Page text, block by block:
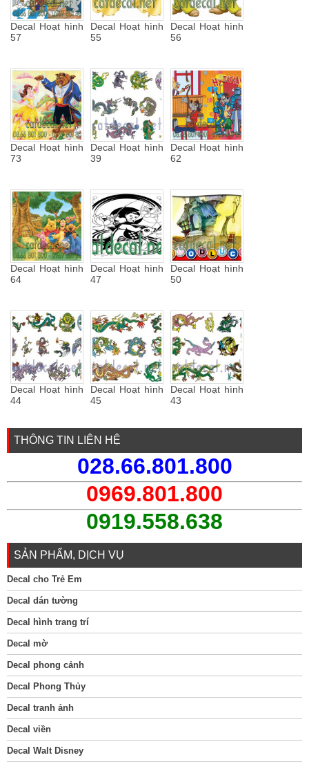
Decal Hoạt hình
57
Decal Hoạt hình
55
Decal Hoạt hình
56
Decal Hoạt hình
73
Decal Hoạt hình
39
Decal Hoạt hình
62
Decal Hoạt hình
64
Decal Hoạt hình
47
Decal Hoạt hình
50
Decal Hoạt hình
44
Decal Hoạt hình
45
Decal Hoạt hình
43
THÔNG TIN LIÊN HỆ
028.66.801.800
0969.801.800
0919.558.638
SẢN PHẨM, DỊCH VỤ
Decal cho Trẻ Em
Decal dán tường
Decal hình trang trí
Decal mờ
Decal phong cảnh
Decal Phong Thủy
Decal tranh ảnh
Decal viền
Decal Walt Disney